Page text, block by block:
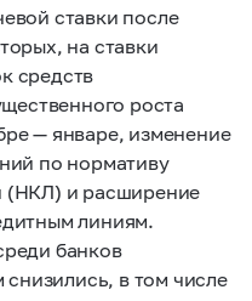
ставки после
, на ставки
средств
роста
— январе, изменение
по нормативу
(НКЛ) и расширение
линиям.
банков
в том числе